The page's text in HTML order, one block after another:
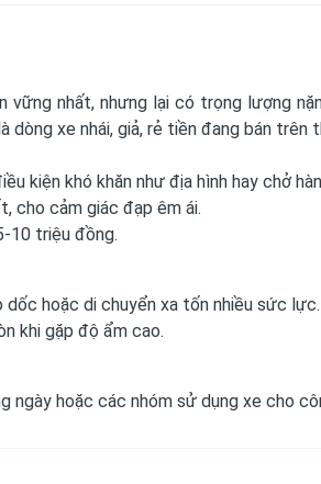
vững nhất, nhưng lại có trọng lượng
dòng xe nhái, giả, rẻ tiền đang bán trên
kiện khó khăn như địa hình hay chở
cho cảm giác đạp êm ái.
10 triệu đồng.
dốc hoặc di chuyển xa tốn nhiều sức lực.
khi gặp độ ẩm cao.
ngày hoặc các nhóm sử dụng xe cho